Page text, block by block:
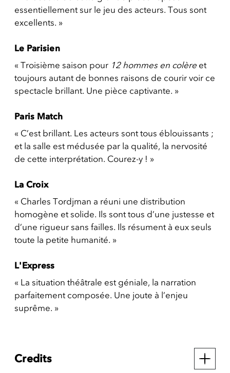
essentiellement sur le jeu des acteurs. Tous sont
excellents. »
Le Parisien
« Troisième saison pour 12 hommes en colère et
toujours autant de bonnes raisons de courir voir ce
spectacle brillant. Une pièce captivante. »
Paris Match
« C’est brillant. Les acteurs sont tous éblouissants ;
et la salle est médusée par la qualité, la nervosité
de cette interprétation. Courez-y ! »
La Croix
« Charles Tordjman a réuni une distribution
homogène et solide. Ils sont tous d’une justesse et
d’une rigueur sans failles. Ils résument à eux seuls
toute la petite humanité. »
L'Express
« La situation théâtrale est géniale, la narration
parfaitement composée. Une joute à l’enjeu
suprême. »
Credits